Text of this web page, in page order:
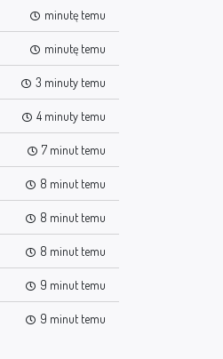
minutę temu
minutę temu
3 minuty temu
4 minuty temu
7 minut temu
8 minut temu
8 minut temu
8 minut temu
9 minut temu
9 minut temu